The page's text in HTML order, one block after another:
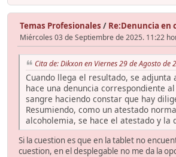
Temas Profesionales / Re:Denuncia en
Miércoles 03 de Septiembre de 2025. 11:22
Cita de: Dikxon en Viernes 29 de Agosto de
Cuando llega el resultado, se adjunta
hace una denuncia correspondiente
sangre haciendo constar que hay
Resumiendo, como un atestado
alcoholemia, se hace el atestado y la
Si la cuestion es que en la tablet no
cuestion, en el desplegable no me da la